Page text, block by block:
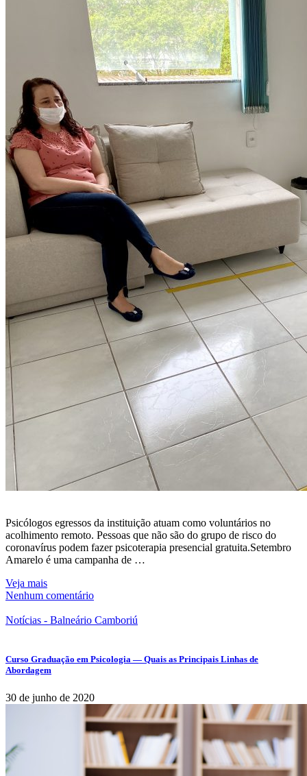
Psicólogos egressos da instituição atuam como voluntários no
acolhimento remoto. Pessoas que não são do grupo de risco do
coronavírus podem fazer psicoterapia presencial gratuita.Setembro
Amarelo é uma campanha de …
Veja mais
Nenhum comentário
Notícias - Balneário Camboriú
Curso Graduação em Psicologia — Quais as Principais Linhas de
Abordagem
30 de junho de 2020